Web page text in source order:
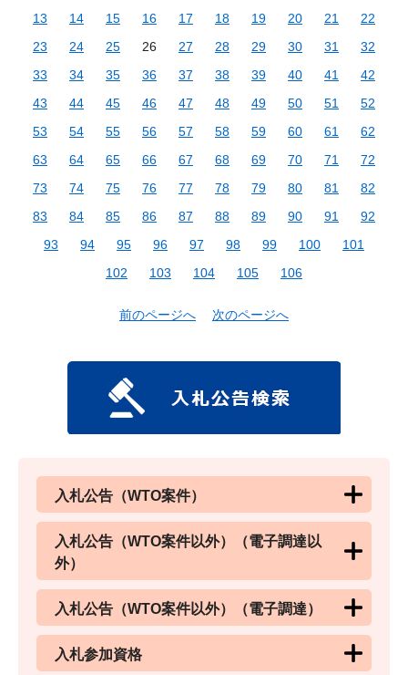
13
14 15 16 17 18 19 20 21
22
23
24 25 26 27 28 29 30 31
32
33
34 35 36 37 38 39 40 41
42
43
44 45 46 47 48 49 50 51
52
53
54 55 56 57 58 59 60 61
62
63
64 65 66 67 68 69 70 71
72
73
74 75 76 77 78 79 80 81
82
83
84 85 86 87 88 89 90 91
92
93
94 95 96 97 98 99 100
101
102
103 104 105 106
前のページへ 次のページへ
入札公告（WTO案件）
入札公告（WTO案件以外）（電子調達以
外）
入札公告（WTO案件以外）（電子調達）
入札参加資格